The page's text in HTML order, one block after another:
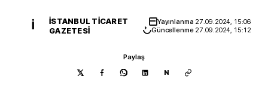
İ
İSTANBUL TICARET
GAZETESI
Yayınlanma 27.09.2024, 15:06
Güncellenme 27.09.2024, 15:12
Paylaş
N